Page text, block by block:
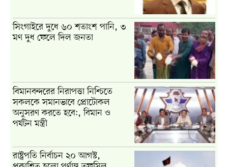
সিংগাইরে দুধে ৬০ শতাংশ পানি, ৩
মণ দুধ ফেলে দিল জনতা
বিমানবন্দরের নিরাপত্তা নিশ্চিতে
সকলকে সমানভাবে প্রোটোকল
অনুসরণ করতে হবে:, বিমান ও
পর্যটন মন্ত্রী
রাষ্ট্রপতি নির্বাচন ২০ আগস্ট,